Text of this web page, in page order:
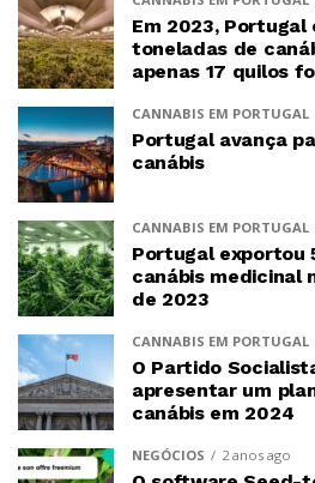
Em 2023, Portugal
toneladas de
apenas 17 quilos
CANNABIS EM PORTUGAL
Portugal avança
canábis
CANNABIS EM PORTUGAL
Portugal exportou
canábis medicinal
de 2023
CANNABIS EM PORTUGAL
O Partido
apresentar um
canábis em 2024
NEGÓCIOS 2 anos ago